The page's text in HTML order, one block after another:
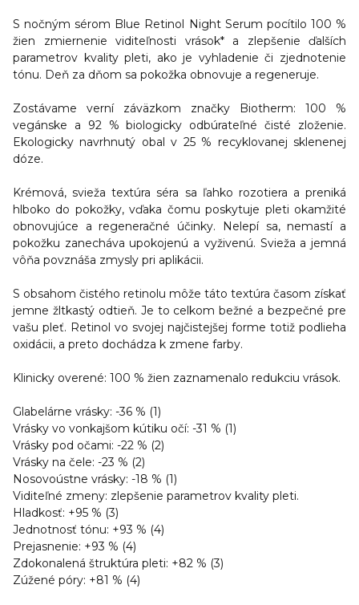
S nočným sérom Blue Retinol Night Serum pocítilo 100 %
žien zmiernenie viditeľnosti vrások* a zlepšenie ďalších
parametrov kvality pleti, ako je vyhladenie či zjednotenie
tónu. Deň za dňom sa pokožka obnovuje a regeneruje.
Zostávame verní záväzkom značky Biotherm: 100 %
vegánske a 92 % biologicky odbúrateľné čisté zloženie.
Ekologicky navrhnutý obal v 25 % recyklovanej sklenenej
dóze.
Krémová, svieža textúra séra sa ľahko rozotiera a preniká
hlboko do pokožky, vďaka čomuposkytuje pleti okamžité
obnovujúce a regeneračné účinky. Nelepí sa, nemastí a
pokožku zanecháva upokojenú a vyživenú. Svieža a jemná
vôňa povznáša zmysly pri aplikácii.
S obsahom čistého retinolu môže táto textúra časom získať
jemne žltkastý odtieň. Je to celkom bežné a bezpečné pre
vašu pleť. Retinol vo svojej najčistejšej forme totiž podlieha
oxidácii, a preto dochádza k zmene farby.
Klinicky overené: 100 % žien zaznamenalo redukciu vrások.
Glabelárne vrásky: -36 % (1)
Vrásky vo vonkajšom kútiku očí: -31 % (1)
Vrásky pod očami: -22 % (2)
Vrásky na čele: -23 % (2)
Nosovoústne vrásky: -18 % (1)
Viditeľné zmeny: zlepšenie parametrov kvality pleti.
Hladkosť: +95 % (3)
Jednotnosť tónu: +93 % (4)
Prejasnenie: +93 % (4)
Zdokonalená štruktúra pleti: +82 % (3)
Zúžené póry: +81 % (4)